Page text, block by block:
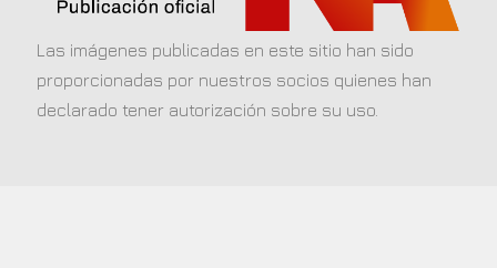
Las imágenes publicadas en este sitio han sido
proporcionadas por nuestros socios quienes han
declarado tener autorización sobre su uso.